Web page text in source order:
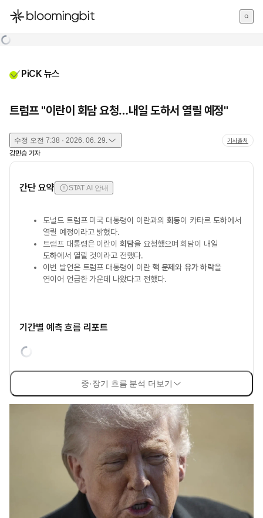
한국어
PiCK 뉴스
트럼프 "이란이 회담 요청…내일 도하서 열릴 예정"
수정 오전 7:38 · 2026. 06. 29. 기사출처
강민승 기자
간단 요약 STAT AI 안내
도널드 트럼프 미국 대통령이 이란과의 회동이 카타르 도하에서
열릴 예정이라고 밝혔다.
트럼프 대통령은 이란이회담을 요청했으며 회담이 내일
도하에서 열릴 것이라고 전했다.
이번 발언은 트럼프 대통령이 이란 핵 문제와유가 하락을
연이어 언급한 가운데 나왔다고 전했다.
기간별 예측 흐름 리포트
중·장기 흐름 분석 더보기